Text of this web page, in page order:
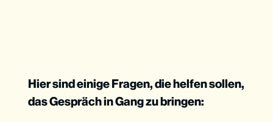
Hier sind einige Fragen, die helfen sollen,
das Gespräch in Gang zu bringen: